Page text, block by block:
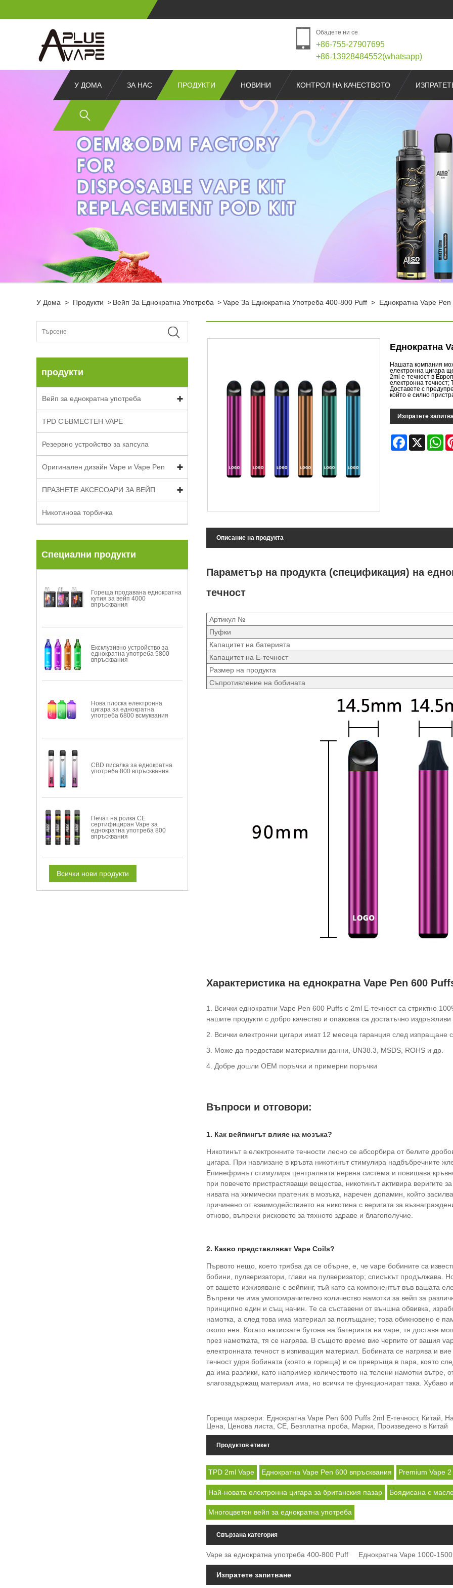
Обадете ни се
+86-755-27907695
+86-13928484552(whatsapp)
У ДОМА ЗА НАС ПРОДУКТИ НОВИНИ КОНТРОЛ НА КАЧЕСТВОТО
У Дома > Продукти > Вейп За Еднократна Употреба > Vape За Еднократна Употреба 400-800 Puff > Еднократна Vape
продукти
Вейп за еднократна употреба
TPD СЪВМЕСТЕН ​​VAPE
Резервно устройство за капсула
Оригинален дизайн Vape и Vape Pen
ПРАЗНЕТЕ АКСЕСОАРИ ЗА ВЕЙП
Никотинова торбичка
Специални продукти
Гореща продавана еднократна
кутия за вейп 4000
впръсквания
Ексклузивно устройство за
еднократна употреба 5800
впръсквания
Нова плоска електронна
цигара за еднократна
употреба 6800 всмуквания
CBD писалка за еднократна
употреба 800 впръсквания
Печат на ролка CE
сертифициран Vape за
еднократна употреба 800
впръсквания
Всички нови продукти
Еднократна
Нашата компания
електронна цигара
2ml е-течност в
електронна течност;
Доставете с
който е силно
Изпратете
Facebook
Описание на продукта
Параметър на продукта (спецификация) на
течност
Артикул №
Пуфки
Капацитет на батерията
Капацитет на Е-течност
Размер на продукта
Съпротивление на бобината
Характеристика на еднократна Vape Pen 600
1. Всички еднократни Vape Pen 600 Puffs с 2ml E-течност са стриктно
нашите продукти с добро качество и опаковка са достатъчно издръжливи
2. Всички електронни цигари имат 12 месеца гаранция след изпращане
3. Може да предостави материални данни, UN38.3, MSDS, ROHS и др.
4. Добре дошли OEM поръчки и примерни поръчки
Въпроси и отговори:
1. Как вейпингът влияе на мозъка?
Никотинът в електронните течности лесно се абсорбира от белите
цигара. При навлизане в кръвта никотинът стимулира надбъбречните
Епинефринът стимулира централната нервна система и повишава
при повечето пристрастяващи вещества, никотинът активира веригите
нивата на химически пратеник в мозъка, наречен допамин, който
причинено от взаимодействието на никотина с веригата за
отново, въпреки рисковете за тяхното здраве и благополучие.
2. Какво представляват Vape Coils?
Първото нещо, което трябва да се обърне, е, че vape бобините са
бобини, пулверизатори, глави на пулверизатор; списъкът продължава.
от вашето изживяване с вейпинг, тъй като са компонентът във вашата
Въпреки че има умопомрачително количество намотки за вейп за
принципно един и същ начин. Те са съставени от външна обвивка,
намотка, а след това има материал за поглъщане; това обикновено е
около нея. Когато натискате бутона на батерията на vape, тя доставя
през намотката, тя се нагрява. В същото време вие ​​черпите от вашия
електронната течност в изпиващия материал. Бобината се нагрява и
течност удря бобината (която е гореща) и се превръща в пара, която
да има разлики, като например количеството на телени намотки вътре,
влагозадържащ материал има, но всички те функционират така. Хубаво
Горещи маркери: Еднократна Vape Pen 600 Puffs 2ml E-течност, Китай,
Цена, Ценова листа, CE, Безплатна проба, Марки, Произведено в Китай
Продуктов етикет
TPD 2ml Vape Еднократна Vape Pen 600 впръсквания Premium Vape
Най-новата електронна цигара за британския пазар Боядисана с
Многоцветен вейп за еднократна употреба
Свързана категория
Vape за еднократна употреба 400-800 Puff Еднократна Vape 1000-
Изпратете запитване